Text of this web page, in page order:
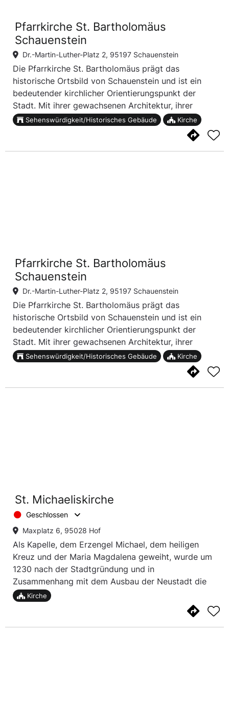
Pfarrkirche St. Bartholomäus
Schauenstein
Dr.-Martin-Luther-Platz 2, 95197 Schauenstein
Die Pfarrkirche St. Bartholomäus prägt das
historische Ortsbild von Schauenstein und ist ein
bedeutender kirchlicher Orientierungspunkt der
Stadt. Mit ihrer gewachsenen Architektur, ihrer
ruhigen Ausstrahlung und ihrer Lage im Stadtkern
Sehenswürdigkeit/Historisches Gebäude Kirche
Pfarrkirche St. Bartholomäus
Schauenstein
Dr.-Martin-Luther-Platz 2, 95197 Schauenstein
Die Pfarrkirche St. Bartholomäus prägt das
historische Ortsbild von Schauenstein und ist ein
bedeutender kirchlicher Orientierungspunkt der
Stadt. Mit ihrer gewachsenen Architektur, ihrer
ruhigen Ausstrahlung und ihrer Lage im Stadtkern
Sehenswürdigkeit/Historisches Gebäude Kirche
St. Michaeliskirche
Geschlossen
Maxplatz 6, 95028 Hof
Als Kapelle, dem Erzengel Michael, dem heiligen
Kreuz und der Maria Magdalena geweiht, wurde um
1230 nach der Stadtgründung und in
Zusammenhang mit dem Ausbau der Neustadt die
St. Michaeliskirche in Hof errichtet.
Kirche